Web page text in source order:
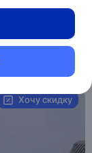
Хочу скидку